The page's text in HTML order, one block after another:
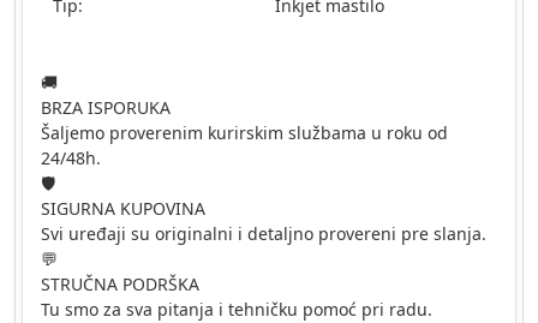
Tip: Inkjet mastilo
🚚
BRZA ISPORUKA
Šaljemo proverenim kurirskim službama u roku od
24/48h.
🛡️
SIGURNA KUPOVINA
Svi uređaji su originalni i detaljno provereni pre slanja.
💬
STRUČNA PODRŠKA
Tu smo za sva pitanja i tehničku pomoć pri radu.